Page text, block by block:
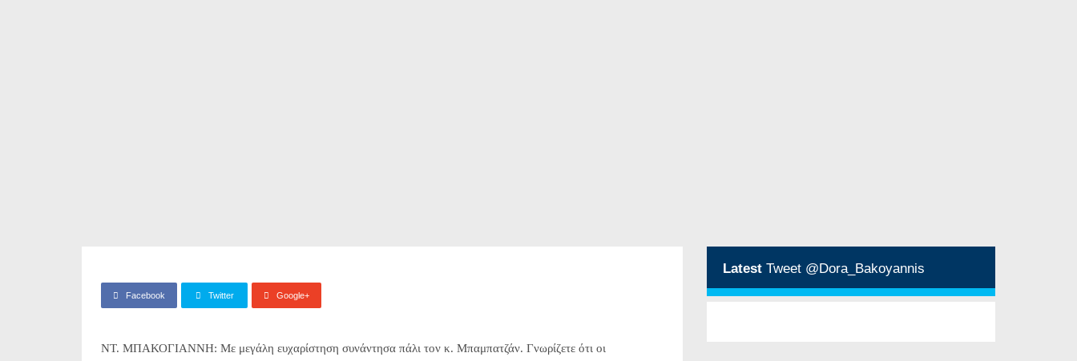
Facebook Twitter Google+
ΝΤ. ΜΠΑΚΟΓΙΑΝΝΗ: Με μεγάλη ευχαρίστηση συνάντησα πάλι τον κ. Μπαμπατζάν. Γνωρίζετε ότι οι
Latest Tweet @Dora_Bakoyannis